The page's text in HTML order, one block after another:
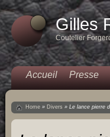
Gilles
Coutelier
Accueil Presse
Home » Divers » Le lance pierre